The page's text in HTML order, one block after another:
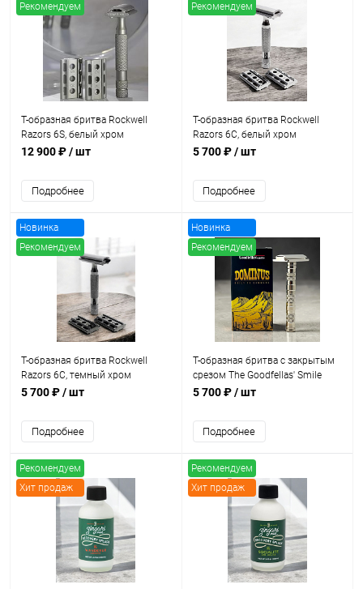
Рекомендуем
Хит продаж
Т-образная бритва Rockwell
Razors 6S, белый хром
12 900 ₽/ шт
Подробнее
Рекомендуем
Т-образная бритва Rockwell
Razors 6C, белый хром
5 700 ₽/ шт
Подробнее
Новинка
Рекомендуем
Т-образная бритва Rockwell
Razors 6C, темный хром
5 700 ₽/ шт
Подробнее
Новинка
Рекомендуем
Т-образная бритва с закрытым
срезом The Goodfellas' Smile
Dominus
5 700 ₽/ шт
Подробнее
Рекомендуем
Хит продаж
Рекомендуем
Хит продаж